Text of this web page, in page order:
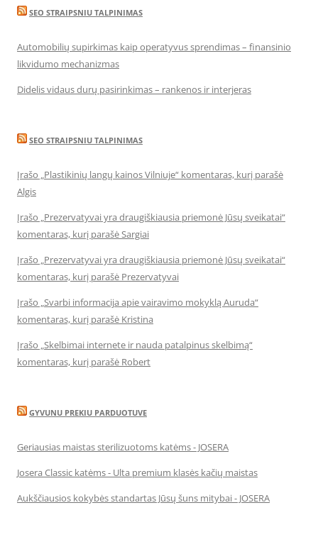
SEO STRAIPSNIU TALPINIMAS
Automobilių supirkimas kaip operatyvus sprendimas – finansinio
likvidumo mechanizmas
Didelis vidaus durų pasirinkimas – rankenos ir interjeras
SEO STRAIPSNIU TALPINIMAS
Įrašo „Plastikinių langų kainos Vilniuje“ komentaras, kurį parašė
Algis
Įrašo „Prezervatyvai yra draugiškiausia priemonė Jūsų sveikatai“
komentaras, kurį parašė Sargiai
Įrašo „Prezervatyvai yra draugiškiausia priemonė Jūsų sveikatai“
komentaras, kurį parašė Prezervatyvai
Įrašo „Svarbi informacija apie vairavimo mokyklą Auruda“
komentaras, kurį parašė Kristina
Įrašo „Skelbimai internete ir nauda patalpinus skelbimą“
komentaras, kurį parašė Robert
GYVUNU PREKIU PARDUOTUVE
Geriausias maistas sterilizuotoms katėms - JOSERA
Josera Classic katėms - Ulta premium klasės kačių maistas
Aukščiausios kokybės standartas Jūsų šuns mitybai - JOSERA